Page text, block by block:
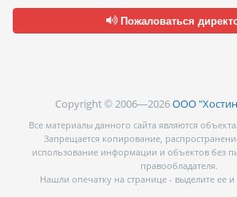
Пожаловаться
Copyright © 2006—2026ООО
Все материалы данного сайта являются
Запрещается копирование,
использование информации и объектов без
правообладателя.
Нашли опечатку на странице - выделите ее